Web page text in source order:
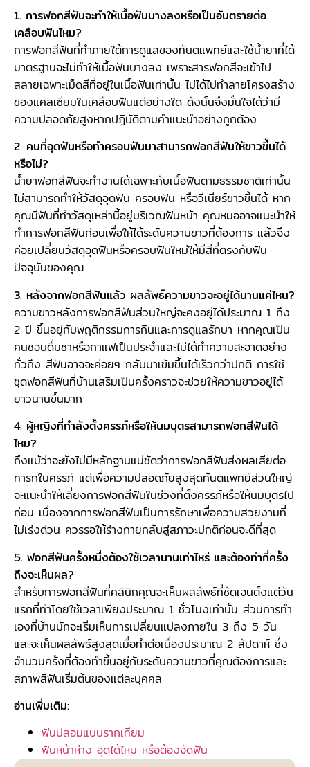
1. การฟอกสีฟันจะทำให้เนื้อฟันบางลงหรือเป็นอันตรายต่อ
เคลือบฟันไหม?
การฟอกสีฟันที่ทำภายใต้การดูแลของทันตแพทย์และใช้น้ำยาที่ได้
มาตรฐานจะไม่ทำให้เนื้อฟันบางลง เพราะสารฟอกสีจะเข้าไป
สลายเฉพาะเม็ดสีที่อยู่ในเนื้อฟันเท่านั้น ไม่ได้ไปทำลายโครงสร้าง
ของแคลเซียมในเคลือบฟันแต่อย่างใด ดังนั้นจึงมั่นใจได้ว่ามี
ความปลอดภัยสูงหากปฏิบัติตามคำแนะนำอย่างถูกต้อง
2. คนที่อุดฟันหรือทำครอบฟันมาสามารถฟอกสีฟันให้ขาวขึ้นได้
หรือไม่?
น้ำยาฟอกสีฟันจะทำงานได้เฉพาะกับเนื้อฟันตามธรรมชาติเท่านั้น
ไม่สามารถทำให้วัสดุอุดฟัน ครอบฟัน หรือวีเนียร์ขาวขึ้นได้ หาก
คุณมีฟันที่ทำวัสดุเหล่านี้อยู่บริเวณฟันหน้า คุณหมออาจแนะนำให้
ทำการฟอกสีฟันก่อนเพื่อให้ได้ระดับความขาวที่ต้องการ แล้วจึง
ค่อยเปลี่ยนวัสดุอุดฟันหรือครอบฟันใหม่ให้มีสีที่ตรงกับฟัน
ปัจจุบันของคุณ
3. หลังจากฟอกสีฟันแล้ว ผลลัพธ์ความขาวจะอยู่ได้นานแค่ไหน?
ความขาวหลังการฟอกสีฟันส่วนใหญ่จะคงอยู่ได้ประมาณ 1 ถึง
2 ปี ขึ้นอยู่กับพฤติกรรมการกินและการดูแลรักษา หากคุณเป็น
คนชอบดื่มชาหรือกาแฟเป็นประจำและไม่ได้ทำความสะอาดอย่าง
ทั่วถึง สีฟันอาจจะค่อยๆ กลับมาเข้มขึ้นได้เร็วกว่าปกติ การใช้
ชุดฟอกสีฟันที่บ้านเสริมเป็นครั้งคราวจะช่วยให้ความขาวอยู่ได้
ยาวนานขึ้นมาก
4. ผู้หญิงที่กำลังตั้งครรภ์หรือให้นมบุตรสามารถฟอกสีฟันได้
ไหม?
ถึงแม้ว่าจะยังไม่มีหลักฐานแน่ชัดว่าการฟอกสีฟันส่งผลเสียต่อ
ทารกในครรภ์ แต่เพื่อความปลอดภัยสูงสุดทันตแพทย์ส่วนใหญ่
จะแนะนำให้เลี่ยงการฟอกสีฟันในช่วงที่ตั้งครรภ์หรือให้นมบุตรไป
ก่อน เนื่องจากการฟอกสีฟันเป็นการรักษาเพื่อความสวยงามที่
ไม่เร่งด่วน ควรรอให้ร่างกายกลับสู่สภาวะปกติก่อนจะดีที่สุด
5. ฟอกสีฟันครั้งหนึ่งต้องใช้เวลานานเท่าไหร่ และต้องทำกี่ครั้ง
ถึงจะเห็นผล?
สำหรับการฟอกสีฟันที่คลินิกคุณจะเห็นผลลัพธ์ที่ชัดเจนตั้งแต่วัน
แรกที่ทำโดยใช้เวลาเพียงประมาณ 1 ชั่วโมงเท่านั้น ส่วนการทำ
เองที่บ้านมักจะเริ่มเห็นการเปลี่ยนแปลงภายใน 3 ถึง 5 วัน
และจะเห็นผลลัพธ์สูงสุดเมื่อทำต่อเนื่องประมาณ 2 สัปดาห์ ซึ่ง
จำนวนครั้งที่ต้องทำขึ้นอยู่กับระดับความขาวที่คุณต้องการและ
สภาพสีฟันเริ่มต้นของแต่ละบุคคล
อ่านเพิ่มเติม:
ฟันปลอมแบบรากเทียม
ฟันหน้าห่าง อุดได้ไหม หรือต้องจัดฟัน